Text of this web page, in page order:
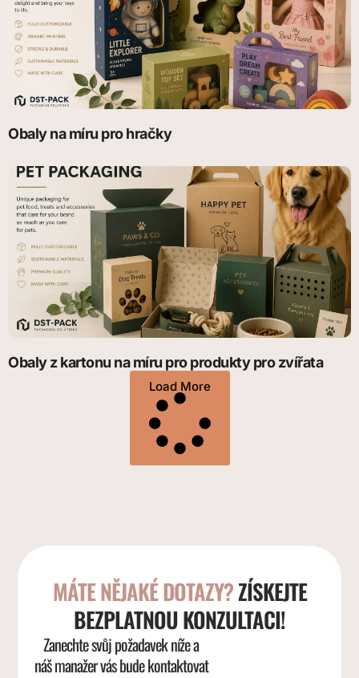
Obaly na míru pro hračky
Obaly z kartonu na míru pro produkty pro zvířata
Load More
MÁTE NĚJAKÉ DOTAZY?ZÍSKEJTE
BEZPLATNOU KONZULTACI!
Zanechte svůj požadavek níže a
náš manažer vás bude kontaktovat